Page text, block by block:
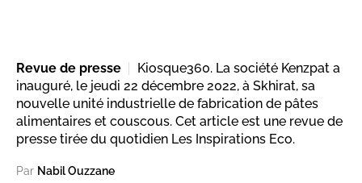
Revue de presse
Kiosque360. La société Kenzpat a
inauguré, le jeudi 22 décembre 2022, à Skhirat, sa
nouvelle unité industrielle de fabrication de pâtes
alimentaires et couscous. Cet article est une revue de
presse tirée du quotidien Les Inspirations Eco.
Par Nabil Ouzzane